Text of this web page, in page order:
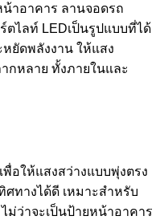
น้าอาคาร ลานจอดรถ
ไลท์ LEDเป็นรูปแบบที่ได้
ยัดพลังงาน ให้แสง
กหลาย ทั้งภายในและ
อให้แสงสว่างแบบพุ่งตรง
ทางได้ดี เหมาะสำหรับ
ม่ว่าจะเป็นป้ายหน้าอาคาร